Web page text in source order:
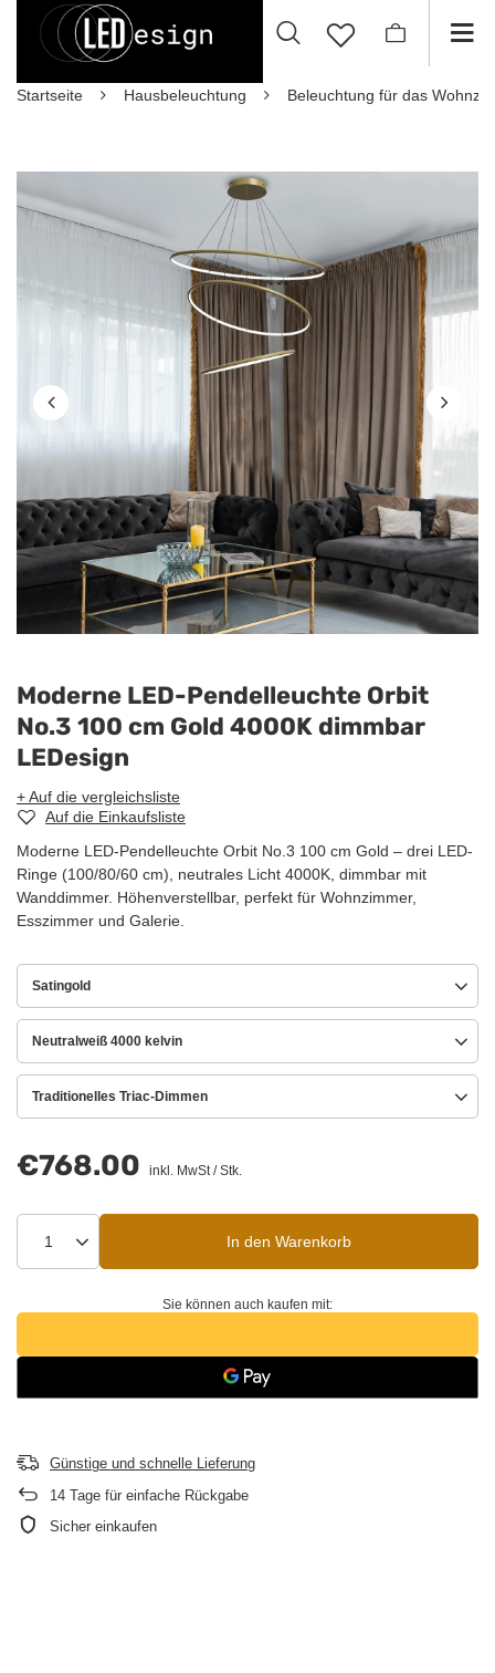
Startseite Hausbeleuchtung Beleuchtung für das
Moderne LED-Pendelleuchte Orbit
No.3 100 cm Gold 4000K dimmbar
LEDesign
+ Auf die vergleichsliste
Auf die Einkaufsliste
Moderne LED-Pendelleuchte Orbit No.3 100 cm Gold – drei LED-
Ringe (100/80/60 cm), neutrales Licht 4000K, dimmbar mit
Wanddimmer. Höhenverstellbar, perfekt für Wohnzimmer,
Esszimmer und Galerie.
Satingold
Neutralweiß 4000 kelvin
Traditionelles Triac-Dimmen
€768.00 inkl. MwSt/Stk.
In den Warenkorb
Sie können auch kaufen mit:
Günstige und schnelle Lieferung
14 Tage für einfache Rückgabe
Sicher einkaufen